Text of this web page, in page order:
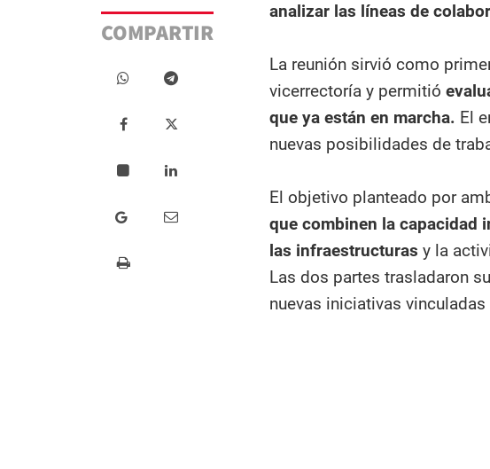
COMPARTIR
analizar las líneas de
La reunión sirvió como
vicerrectoría y permitió
que ya están en marcha. El
nuevas posibilidades de
El objetivo planteado por
que combinen la capacidad
las infraestructuras y la
Las dos partes trasladaron
nuevas iniciativas